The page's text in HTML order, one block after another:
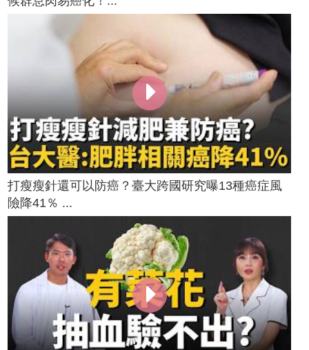
打瘦瘦針還可以防癌？臺大跨國研究曝13種癌症風
險降41％ ...